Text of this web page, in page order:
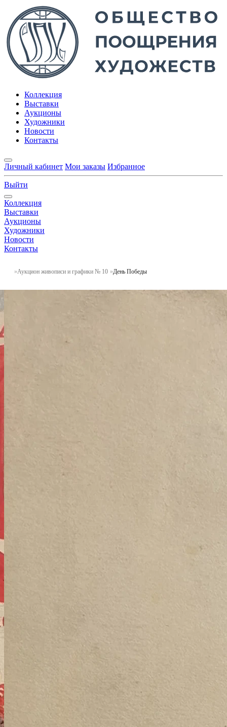
Коллекция
Выставки
Аукционы
Художники
Новости
Контакты
Личный кабинет Мои заказы Избранное
Выйти
Коллекция
Выставки
Аукционы
Художники
Новости
Контакты
Аукцион живописи и графики № 10 День Победы